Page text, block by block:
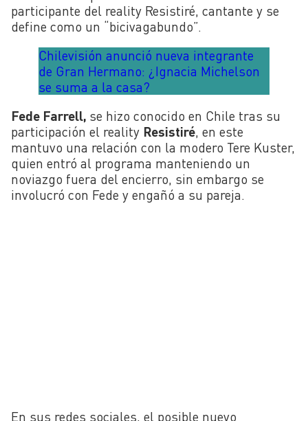
participante del reality Resistiré, cantante y se
define como un “bicivagabundo”.
Chilevisión anunció nueva integrante
de Gran Hermano: ¿Ignacia Michelson
se suma a la casa?
Fede Farrell, se hizo conocido en Chile tras su
participación el reality Resistiré, en este
mantuvo una relación con la modero Tere Kuster,
quien entró al programa manteniendo un
noviazgo fuera del encierro, sin embargo se
involucró con Fede y engañó a su pareja.
En sus redes sociales, el posible nuevo